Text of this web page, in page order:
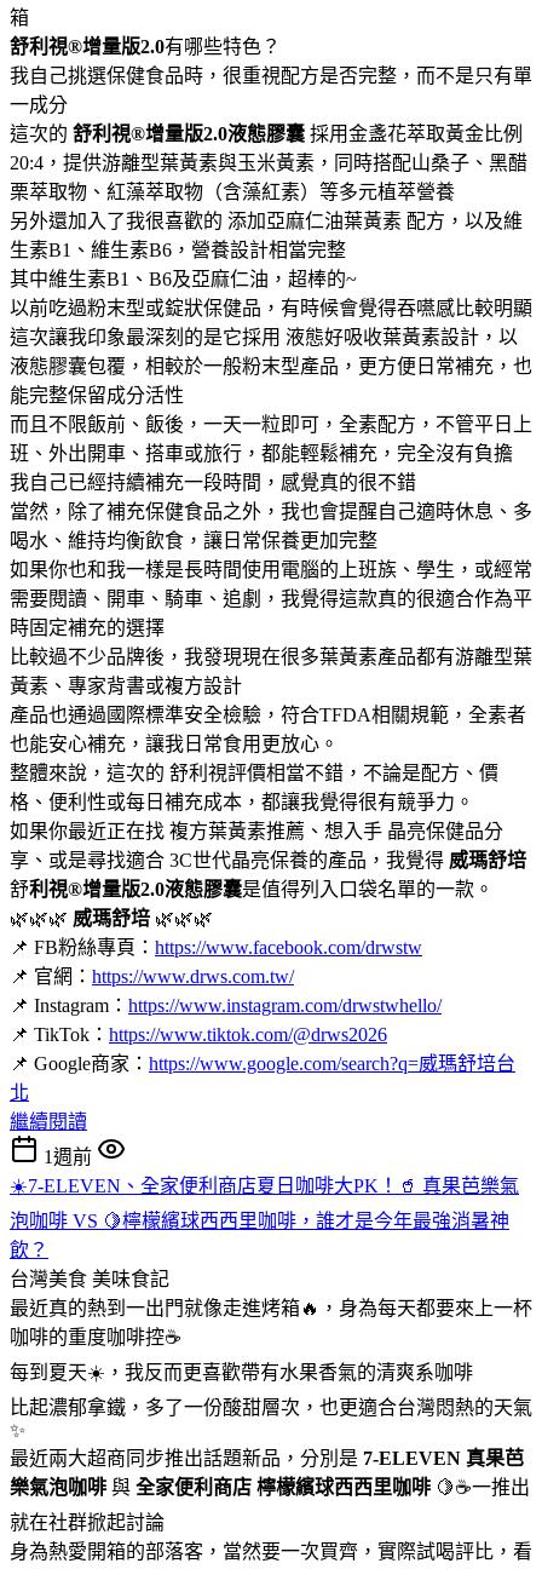
箱
舒利視®增量版2.0有哪些特色？
我自己挑選保健食品時，很重視配方是否完整，而不是只有單
一成分
這次的 舒利視®增量版2.0液態膠囊 採用金盞花萃取黃金比例
20:4，提供游離型葉黃素與玉米黃素，同時搭配山桑子、黑醋
栗萃取物、紅藻萃取物（含藻紅素）等多元植萃營養
另外還加入了我很喜歡的 添加亞麻仁油葉黃素 配方，以及維
生素B1、維生素B6，營養設計相當完整
其中維生素B1、B6及亞麻仁油，超棒的~
以前吃過粉末型或錠狀保健品，有時候會覺得吞嚥感比較明顯
這次讓我印象最深刻的是它採用 液態好吸收葉黃素設計，以
液態膠囊包覆，相較於一般粉末型產品，更方便日常補充，也
能完整保留成分活性
而且不限飯前、飯後，一天一粒即可，全素配方，不管平日上
班、外出開車、搭車或旅行，都能輕鬆補充，完全沒有負擔
我自己已經持續補充一段時間，感覺真的很不錯
當然，除了補充保健食品之外，我也會提醒自己適時休息、多
喝水、維持均衡飲食，讓日常保養更加完整
如果你也和我一樣是長時間使用電腦的上班族、學生，或經常
需要閱讀、開車、騎車、追劇，我覺得這款真的很適合作為平
時固定補充的選擇
比較過不少品牌後，我發現現在很多葉黃素產品都有游離型葉
黃素、專家背書或複方設計
產品也通過國際標準安全檢驗，符合TFDA相關規範，全素者
也能安心補充，讓我日常食用更放心。
整體來說，這次的 舒利視評價相當不錯，不論是配方、價
格、便利性或每日補充成本，都讓我覺得很有競爭力。
如果你最近正在找 複方葉黃素推薦、想入手 晶亮保健品分
享、或是尋找適合 3C世代晶亮保養的產品，我覺得 威瑪舒培
舒利視®增量版2.0液態膠囊是值得列入口袋名單的一款。
🌿🌿🌿 威瑪舒培 🌿🌿🌿
📌 FB粉絲專頁： https://www.facebook.com/drwstw
📌 官網： https://www.drws.com.tw/
📌 Instagram： https://www.instagram.com/drwstwhello/
📌 TikTok： https://www.tiktok.com/@drws2026
📌 Google商家： https://www.google.com/search?q=威瑪舒培台
北
繼續閱讀
1週前
☀️7-ELEVEN、全家便利商店夏日咖啡大PK！🥤 真果芭樂氣
泡咖啡 VS 🍋檸檬繽球西西里咖啡，誰才是今年最強消暑神
飲？
台灣美食 美味食記
最近真的熱到一出門就像走進烤箱🔥，身為每天都要來上一杯
咖啡的重度咖啡控☕
每到夏天☀️，我反而更喜歡帶有水果香氣的清爽系咖啡
比起濃郁拿鐵，多了一份酸甜層次，也更適合台灣悶熱的天氣
✨
最近兩大超商同步推出話題新品，分別是 7-ELEVEN 真果芭
樂氣泡咖啡 與 全家便利商店 檸檬繽球西西里咖啡 🍋☕一推出
就在社群掀起討論
身為熱愛開箱的部落客，當然要一次買齊，實際試喝評比，看